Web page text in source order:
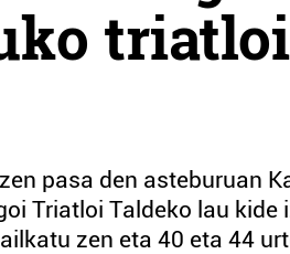
triatloi
pasa den asteburuan
Triatloi Taldeko lau kide
zen eta 40 eta 44